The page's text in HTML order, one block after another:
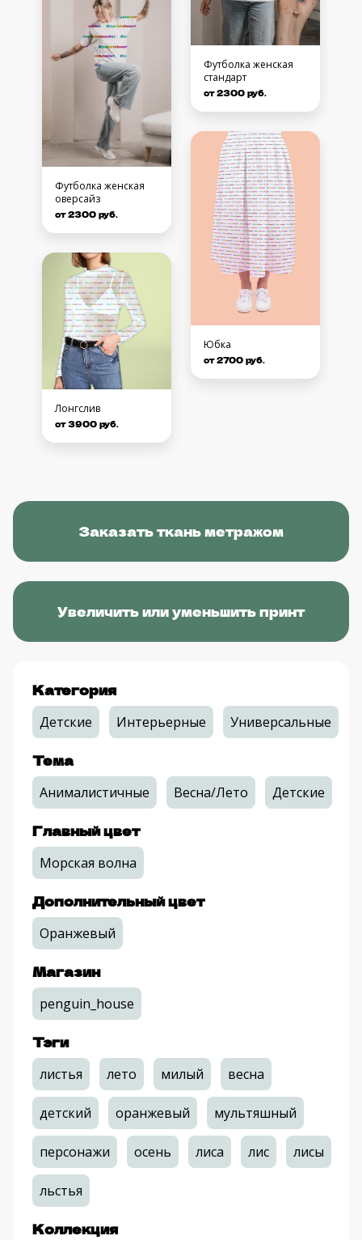
Футболка женская
оверсайз
от 2300 руб.
Лонгслив
от 3900 руб.
Футболка женская
стандарт
от 2300 руб.
Юбка
от 2700 руб.
Заказать ткань метражом
Увеличить или уменьшить принт
Категория
Детские Интерьерные Универсальные
Тема
Анималистичные Весна/Лето Детские
Главный цвет
Морская волна
Дополнительный цвет
Оранжевый
Магазин
penguin_house
Тэги
листья лето милый весна
детский оранжевый мультяшный
персонажи осень лиса лис лисы
льстья
Коллекция